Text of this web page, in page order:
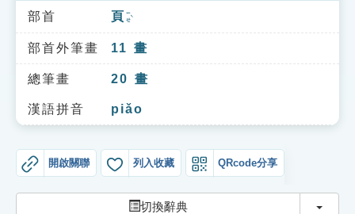
索引選單
知識索引
單字索引
生命大百科索引
遊戲專區
教學應用
部首 頁 ㄧㄝˋ
部首外筆畫 11 畫
總筆畫 20 畫
漢語拼音 piǎo
開啟關聯 列入收藏 QRcode分享
切換辭典 切換